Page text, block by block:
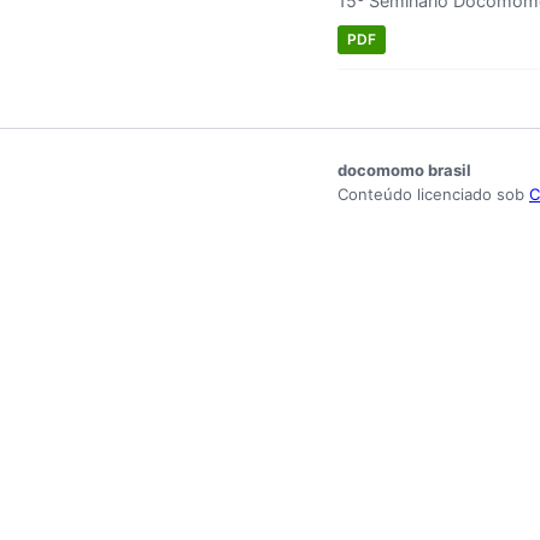
PDF
docomomo brasil
Conteúdo licenciado sob